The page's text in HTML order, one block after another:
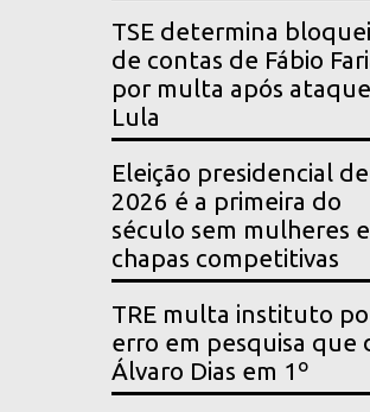
TSE determina
de contas de Fábio
por multa após
Lula
Eleição presidencial de
2026 é a primeira do
século sem mulheres
chapas competitivas
TRE multa instituto
erro em pesquisa que
Álvaro Dias em 1º